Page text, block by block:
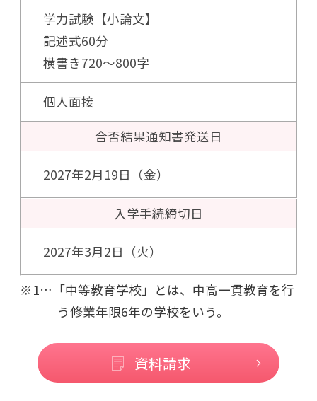
学力試験【小論文】
記述式60分
横書き720〜800字
個人面接
合否結果通知書発送日
2027年2月19日（金）
入学手続締切日
2027年3月2日（火）
※1…「中等教育学校」とは、中高一貫教育を行
う修業年限6年の学校をいう。
資料請求